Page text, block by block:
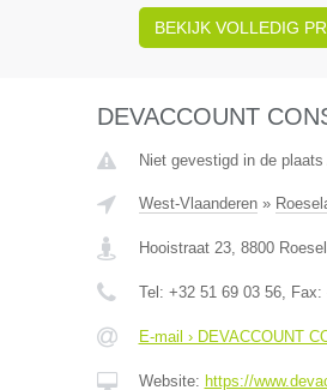
BEKIJK VOLLEDIG
DEVACCOUNT
Niet gevestigd in de
West-Vlaanderen»
Hooistraat 23, 8800
Tel: +32 51 69 03 56, Fax:
E-mail › DEVACCOUNT
Website: https://